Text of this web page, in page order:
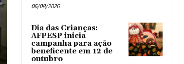
06/08/2026
Dia das Crianças:
AFPESP inicia
campanha para ação
beneficente em 12 de
outubro